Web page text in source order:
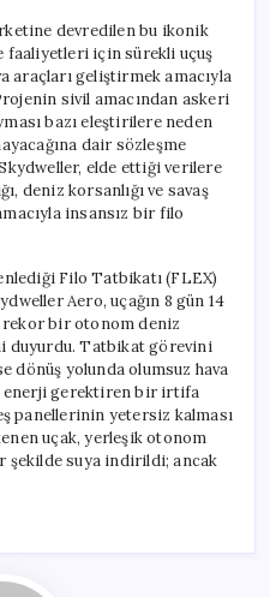
devredilen bu ikonik
faaliyetleri için sürekli uçuş
araçları geliştirmek amacıyla
sivil amacından askeri
bazı eleştirilere neden
dair sözleşme
elde ettiği verilere
deniz korsanlığı ve savaş
insansız bir filo
Filo Tatbikatı (FLEX)
Aero, uçağın 8 gün 14
rekor bir otonom deniz
duyurdu. Tatbikat görevini
dönüş yolunda olumsuz hava
enerji gerektiren bir irtifa
panellerinin yetersiz kalması
uçak, yerleşik otonom
suya indirildi; ancak